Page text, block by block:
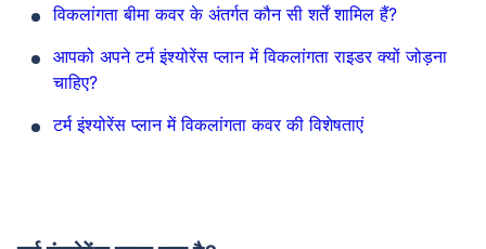
विकलांगता बीमा कवर के अंतर्गत कौन सी शर्तें शामिल हैं?
आपको अपने टर्म इंश्योरेंस प्लान में विकलांगता राइडर क्यों जोड़ना
चाहिए?
टर्म इंश्योरेंस प्लान में विकलांगता कवर की विशेषताएं